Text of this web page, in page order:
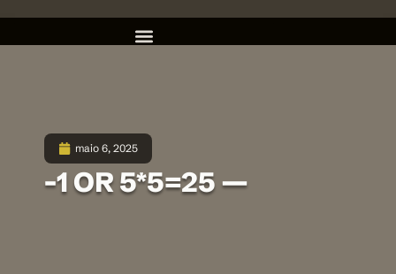
maio 6, 2025
-1 OR 5*5=25 —